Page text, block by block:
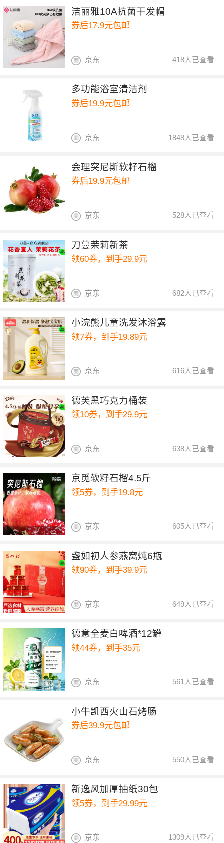
洁丽雅10A抗菌干发帽
券后17.9元包邮
418人已查看
京东
多功能浴室清洁剂
券后19.9元包邮
1848人已查看
京东
会理突尼斯软籽石榴
券后19.9元包邮
528人已查看
京东
刀蔓茉莉新茶
领60券，到手29.9元
682人已查看
京东
小浣熊儿童洗发沐浴露
领7券，到手19.89元
616人已查看
京东
德芙黑巧克力桶装
领10券，到手29.9元
638人已查看
京东
京觅软籽石榴4.5斤
领5券，到手19.8元
605人已查看
京东
盏如初人参燕窝炖6瓶
领90券，到手39.9元
649人已查看
京东
德意全麦白啤酒*12罐
领44券，到手35元
561人已查看
京东
小牛凯西火山石烤肠
券后39.9元包邮
550人已查看
京东
新逸风加厚抽纸30包
领5券，到手29.99元
1309人已查看
京东